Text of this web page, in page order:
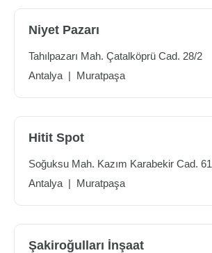
Niyet Pazarı
Tahılpazarı Mah. Çatalköprü Cad. 28/2
Antalya | Muratpaşa
Hitit Spot
Soğuksu Mah. Kazım Karabekir Cad. 61
Antalya | Muratpaşa
Şakiroğulları İnşaat